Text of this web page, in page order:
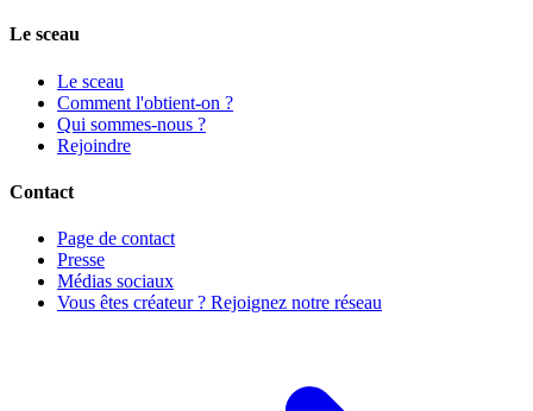
Le sceau
Le sceau
Comment l'obtient-on ?
Qui sommes-nous ?
Rejoindre
Contact
Page de contact
Presse
Médias sociaux
Vous êtes créateur ? Rejoignez notre réseau